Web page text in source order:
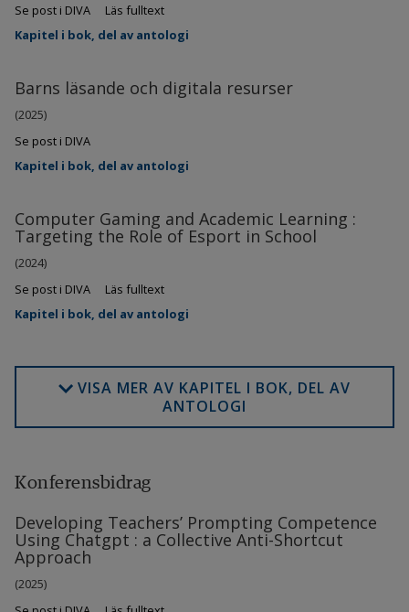
Se post i DIVA
Läs fulltext
Kapitel i bok, del av antologi
Barns läsande och digitala resurser
(2025)
Se post i DIVA
Kapitel i bok, del av antologi
Computer Gaming and Academic Learning :
Targeting the Role of Esport in School
(2024)
Se post i DIVA
Läs fulltext
Kapitel i bok, del av antologi
VISA MER AV KAPITEL I BOK, DEL AV
ANTOLOGI
Konferensbidrag
Developing Teachers’ Prompting Competence
Using Chatgpt : a Collective Anti-Shortcut
Approach
(2025)